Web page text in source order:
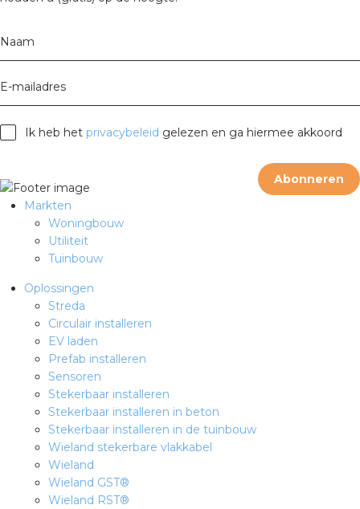
Naam
E-mailadres
Ik heb het privacybeleid gelezen en ga hiermee akkoord
Abonneren
Markten
Woningbouw
Utiliteit
Tuinbouw
Oplossingen
Streda
Circulair installeren
EV laden
Prefab installeren
Sensoren
Stekerbaar installeren
Stekerbaar installeren in beton
Stekerbaar installeren in de tuinbouw
Wieland stekerbare vlakkabel
Wieland
Wieland GST®
Wieland RST®